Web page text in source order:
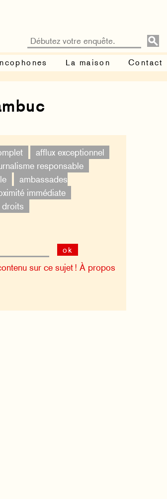
La maison Contact
afflux exceptionnel
responsable
ambassades
immédiate
droits
ok
sur ce sujet ! À propos